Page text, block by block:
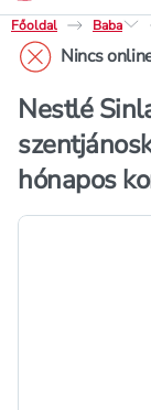
Főoldal
Baba
Nincs
Nestlé
hónapos